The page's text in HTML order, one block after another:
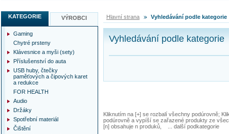
Hlavní strana Vyhledávání podle kategorie
Vyhledávání podle kategorie
Kliknutím na [+] se rozbalí všechny podúrovně;
podúrovně a vypíší se zařazené produkty ze
[n] obsahuje n produků, ... další podkategorie
KATEGORIE VÝROBCI
Gaming
Chytré prsteny
Klávesnice a myši (sety)
Příslušenství do auta
USB huby, čtečky
paměťových a čipových karet
a redukce
FOR HEALTH
Audio
Držáky
Spotřební materiál
Čištění